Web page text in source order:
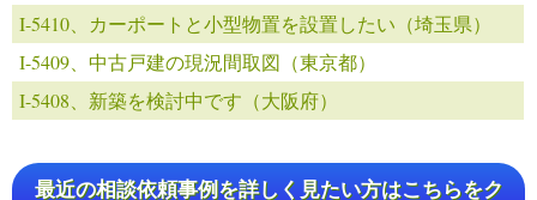
I-5410、カーポートと小型物置を設置したい（埼玉県）
I-5409、中古戸建の現況間取図（東京都）
I-5408、新築を検討中です（大阪府）
最近の相談依頼事例を詳しく見たい方はこちらをク